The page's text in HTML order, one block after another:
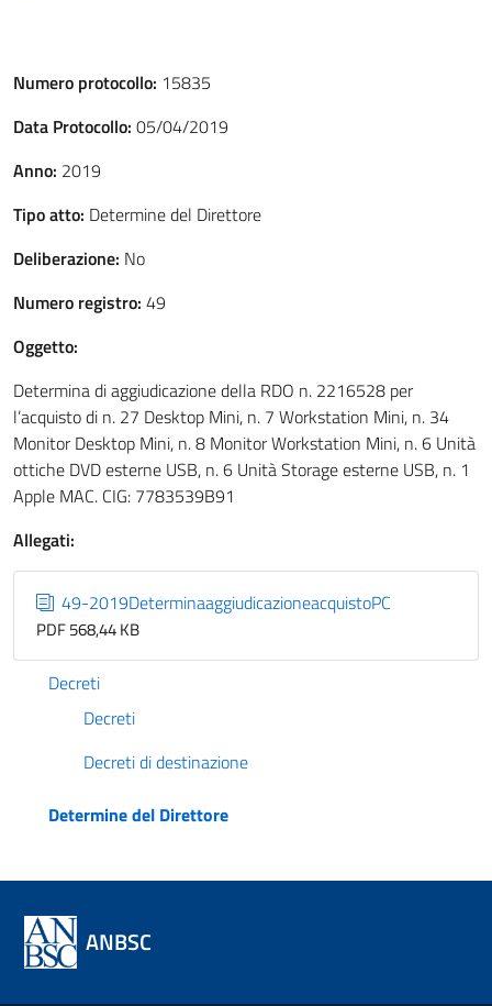
Numero protocollo: 15835
Data Protocollo: 05/04/2019
Anno: 2019
Tipo atto: Determine del Direttore
Deliberazione: No
Numero registro: 49
Oggetto:
Determina di aggiudicazione della RDO n. 2216528 per
l’acquisto di n. 27 Desktop Mini, n. 7 Workstation Mini, n. 34
Monitor Desktop Mini, n. 8 Monitor Workstation Mini, n. 6 Unità
ottiche DVD esterne USB, n. 6 Unità Storage esterne USB, n. 1
Apple MAC. CIG: 7783539B91
Allegati:
49-2019DeterminaaggiudicazioneacquistoPC
PDF 568,44 KB
Decreti
Decreti
Decreti di destinazione
Determine del Direttore
ANBSC